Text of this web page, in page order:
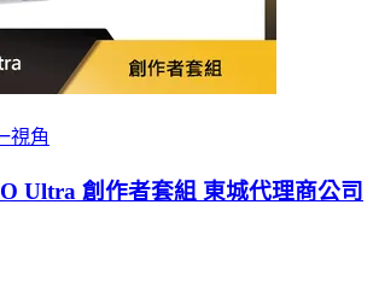
視角
Ultra 創作者套組 東城代理商公司